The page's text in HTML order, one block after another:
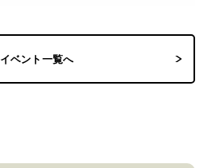
イベント一覧へ